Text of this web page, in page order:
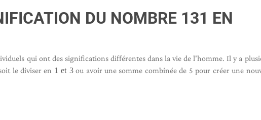
DU NOMBRE 131 EN
qui ont des significations différentes dans la vie de l'homme. Il y a
le diviser en 1 et 3ou avoir une somme combinée de 5 pour créer une